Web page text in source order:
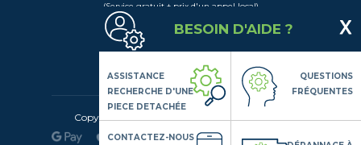
(Service gratuit + prix d'un appel local)
Lundi au Vendredi de 9h à 18h
Contactez-Nous
Suivez-nous
Copyright© 2020 LSDLP, Tous droits réservés
BESOIN D'AIDE ?
ASSISTANCE
RECHERCHE D'UNE
PIECE DETACHÉE
QUESTIONS
FRÉQUENTES
CONTACTEZ-NOUS